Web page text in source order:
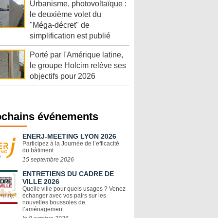
Urbanisme, photovoltaïque :
le deuxième volet du
"Méga-décret" de
simplification est publié
Porté par l'Amérique latine,
le groupe Holcim relève ses
objectifs pour 2026
événements
ENERJ-MEETING LYON 2026
Participez à la Journée de l’efficacité
du bâtiment
15 septembre 2026
ENTRETIENS DU CADRE DE
VILLE 2026
Quelle ville pour quels usages ? Venez
échanger avec vos pairs sur les
nouvelles boussoles de
l’aménagement